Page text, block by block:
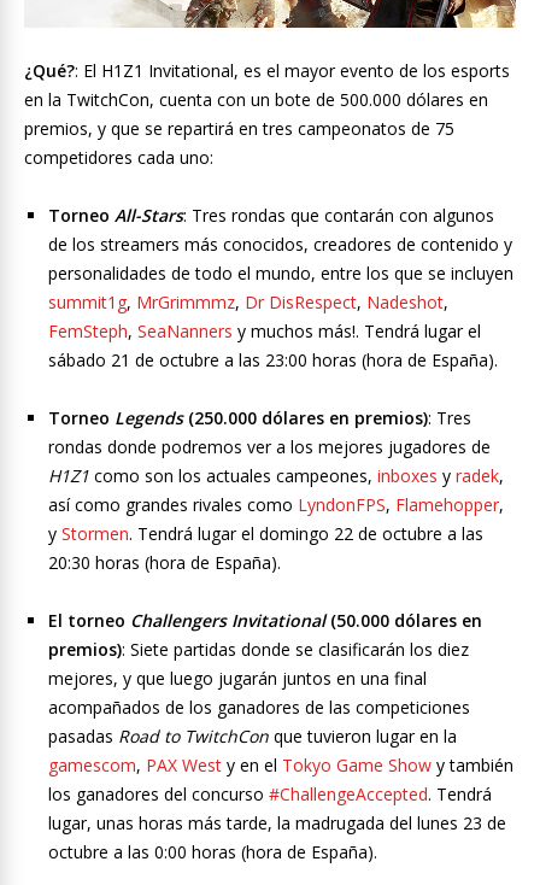
¿Qué?: El H1Z1 Invitational, es el mayor evento de los esports
en la TwitchCon, cuenta con un bote de 500.000 dólares en
premios, y que se repartirá en tres campeonatos de 75
competidores cada uno:
Torneo All-Stars: Tres rondas que contarán con algunos
de los streamers más conocidos, creadores de contenido y
personalidades de todo el mundo, entre los que se incluyen
summit1g, MrGrimmmz, Dr DisRespect, Nadeshot,
FemSteph, SeaNanners y muchos más!. Tendrá lugar el
sábado 21 de octubre a las 23:00 horas (hora de España).
Torneo Legends(250.000 dólares en premios): Tres
rondas donde podremos ver a los mejores jugadores de
H1Z1 como son los actuales campeones, inboxes y radek,
así como grandes rivales como LyndonFPS, Flamehopper,
y Stormen. Tendrá lugar el domingo 22 de octubre a las
20:30 horas (hora de España).
El torneo Challengers Invitational (50.000 dólares en
premios): Siete partidas donde se clasificarán los diez
mejores, y que luego jugarán juntos en una final
acompañados de los ganadores de las competiciones
pasadas Road to TwitchCon que tuvieron lugar en la
gamescom, PAX West y en el Tokyo Game Show y también
los ganadores del concurso #ChallengeAccepted. Tendrá
lugar, unas horas más tarde, la madrugada del lunes 23 de
octubre a las 0:00 horas (hora de España).